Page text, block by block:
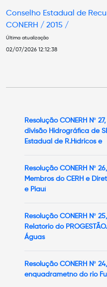
Conselho Estadual de
CONERH / 2015 /
Última atualização
02/07/2026 12:12:38
Resolução CONERH Nº
divisão Hidrográfica de
Estadual de R.Hídricos e
Resolução CONERH Nº
Membros do CERH e
e Piauí
Resolução CONERH Nº
Relatório do
Águas
Resolução CONERH Nº
enquadrametno do rio